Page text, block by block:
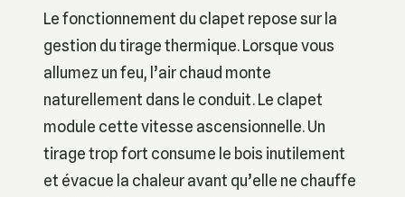
Le fonctionnement du clapet repose sur la
gestion du tirage thermique. Lorsque vous
allumez un feu, l’air chaud monte
naturellement dans le conduit. Le clapet
module cette vitesse ascensionnelle. Un
tirage trop fort consume le bois inutilement
et évacue la chaleur avant qu’elle ne chauffe